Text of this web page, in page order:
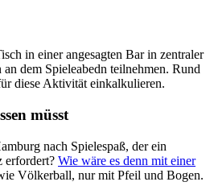
in einer angesagten Bar in zentraler
dem Spieleabedn teilnehmen. Rund
diese Aktivität einkalkulieren.
müsst
nach Spielespaß, der ein
erfordert? Wie wäre es denn mit einer
Völkerball, nur mit Pfeil und Bogen.